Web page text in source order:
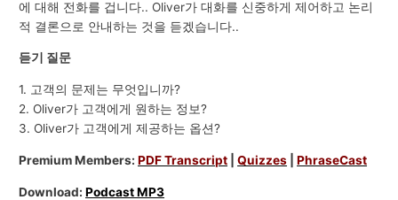
에 대해 전화를 겁니다.. Oliver가 대화를 신중하게 제어하고 논리
적 결론으로 ​​안내하는 것을 듣겠습니다..
듣기 질문
1. 고객의 문제는 무엇입니까?
2. Oliver가 고객에게 원하는 정보?
3. Oliver가 고객에게 제공하는 옵션?
Premium Members:PDF Transcript |Quizzes |PhraseCast
Download:Podcast MP3